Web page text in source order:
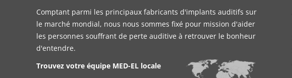
Comptant parmi les principaux fabricants d'implants auditifs sur
le marché mondial, nous nous sommes fixé pour mission d'aider
les personnes souffrant de perte auditive à retrouver le bonheur
d'entendre.
Trouvez votre équipe MED-EL locale